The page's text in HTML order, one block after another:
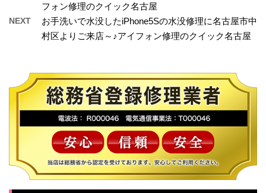
フォン修理のクイック名古屋
NEXT
お手洗いで水没したiPhone5Sの水没修理に名古屋市中
村区よりご来店～♪アイフォン修理のクイック名古屋